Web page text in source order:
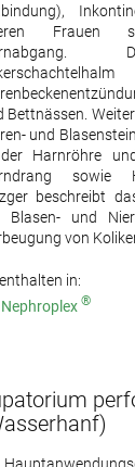
Frauen
Bettnässen.
und
Harnröhre
sowie
beschreibt
Blasen- und
von
in:
Nephroplex ®